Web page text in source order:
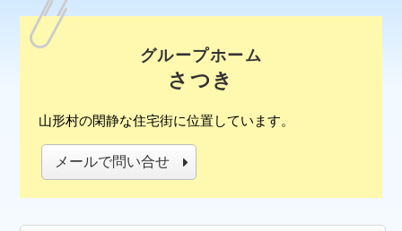
グループホーム
さつき
山形村の閑静な住宅街に位置しています。
メールで問い合せ